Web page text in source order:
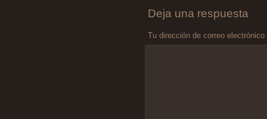
Deja una respuesta
Tu dirección de correo